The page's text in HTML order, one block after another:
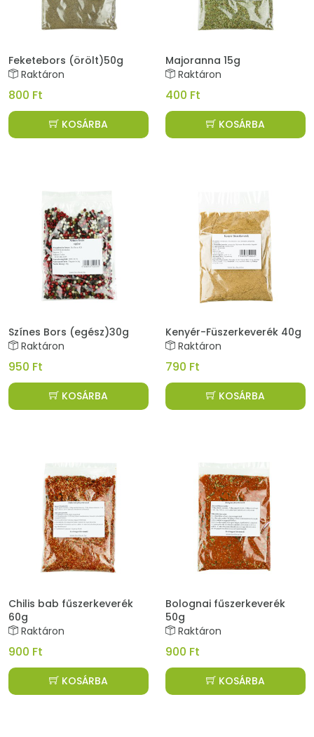
Feketebors (örölt)50g
Raktáron
800 Ft
KOSÁRBA
Majoranna 15g
Raktáron
400 Ft
KOSÁRBA
Színes Bors (egész)30g
Raktáron
950 Ft
KOSÁRBA
Kenyér-Füszerkeverék 40g
Raktáron
790 Ft
KOSÁRBA
Chilis bab fűszerkeverék
60g
Raktáron
900 Ft
KOSÁRBA
Bolognai fűszerkeverék
50g
Raktáron
900 Ft
KOSÁRBA